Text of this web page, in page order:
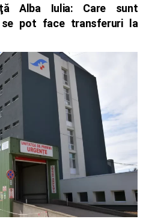
Alba Iulia: Care sunt
pot face transferuri la